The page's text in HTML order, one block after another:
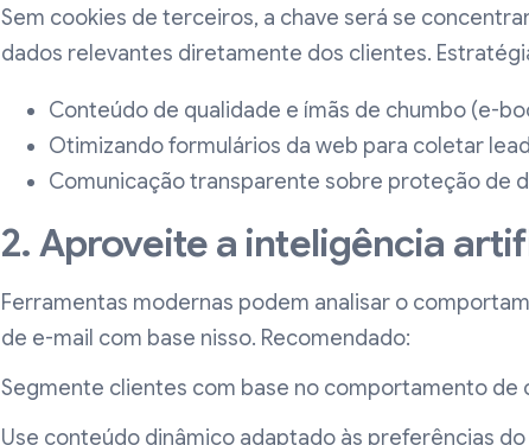
Sem cookies de terceiros, a chave será se
dados relevantes diretamente dos clientes.
Conteúdo de qualidade e ímãs de chumbo (e-
Otimizando formulários da web para coletar
Comunicação transparente sobre proteção de
2. Aproveite a inteligência
Ferramentas modernas podem analisar o
de e-mail com base nisso. Recomendado:
Segmente clientes com base no comportamento de
Use conteúdo dinâmico adaptado às preferências do